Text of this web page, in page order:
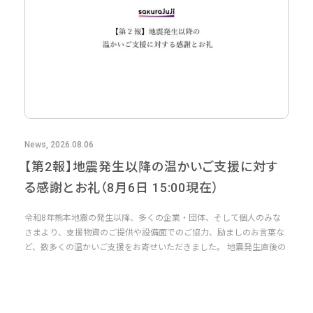
News, 2026.08.06
【第2報】地震発生以降の温かいご支援に対す
る感謝とお礼（8月6日 15:00現在）
令和8年熊本地震の発生以降、多くの企業・団体、そして個人のみな
さまより、支援物資のご提供や設備面でのご協力、励ましのお言葉な
ど、数多くの温かいご支援をお寄せいただきました。 地震発生直後の